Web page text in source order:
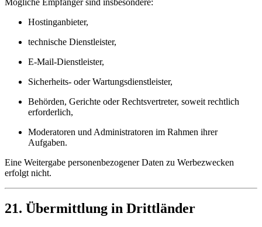
Hostinganbieter,
technische Dienstleister,
E-Mail-Dienstleister,
Sicherheits- oder Wartungsdienstleister,
Behörden, Gerichte oder Rechtsvertreter, soweit rechtlich
erforderlich,
Moderatoren und Administratoren im Rahmen ihrer
Aufgaben.
Eine Weitergabe personenbezogener Daten zu Werbezwecken
erfolgt nicht.
21. Übermittlung in Drittländer